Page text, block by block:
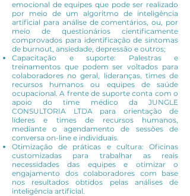
emocional de equipes que pode ser realizado
por meio de um algoritmo de inteligência
artificial para análise de comentários, ou, por
meio de questionários cientificamente
comprovados para identificação de sintomas
de burnout, ansiedade, depressão e outros;
Capacitação e suporte: Palestras e
treinamentos que podem ser voltados para
colaboradores no geral, lideranças, times de
recursos humanos ou equipes de saúde
ocupacional. A frente de suporte conta com o
apoio do time médico da JUNGLE
CONSULTORIA LTDA para orientação de
líderes e times de recursos humanos,
mediante o agendamento de sessões de
conversa on-line e individuais.
Otimização de práticas e cultura: Oficinas
customizadas para trabalhar as reais
necessidades das equipes e otimizar o
engajamento dos colaboradores com base
nos resultados obtidos pelas análises de
inteligência artificial.